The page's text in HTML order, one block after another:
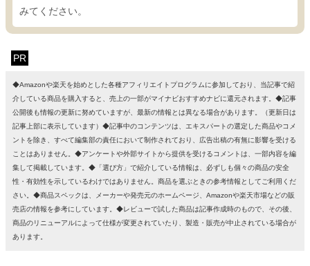
みてください。
PR
◆Amazonや楽天を始めとした各種アフィリエイトプログラムに参加しており、当記事で紹
介している商品を購入すると、売上の一部がマイナビおすすめナビに還元されます。◆記事
公開後も情報の更新に努めていますが、最新の情報とは異なる場合があります。（更新日は
記事上部に表示しています）◆記事中のコンテンツは、エキスパートの選定した商品やコメ
ントを除き、すべて編集部の責任において制作されており、広告出稿の有無に影響を受ける
ことはありません。◆アンケートや外部サイトから提供を受けるコメントは、一部内容を編
集して掲載しています。◆「選び方」で紹介している情報は、必ずしも個々の商品の安全
性・有効性を示しているわけではありません。商品を選ぶときの参考情報としてご利用くだ
さい。◆商品スペックは、メーカーや発売元のホームページ、Amazonや楽天市場などの販
売店の情報を参考にしています。◆レビューで試した商品は記事作成時のもので、その後、
商品のリニューアルによって仕様が変更されていたり、製造・販売が中止されている場合が
あります。